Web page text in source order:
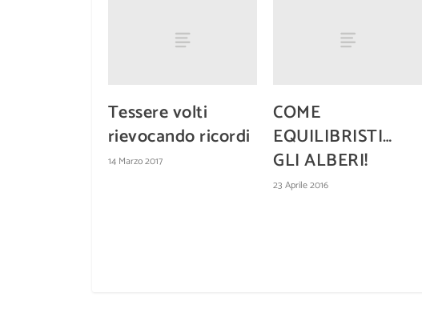
Tessere volti
rievocando ricordi
14 Marzo 2017
COME
EQUILIBRISTI…
GLI ALBERI!
23 Aprile 2016